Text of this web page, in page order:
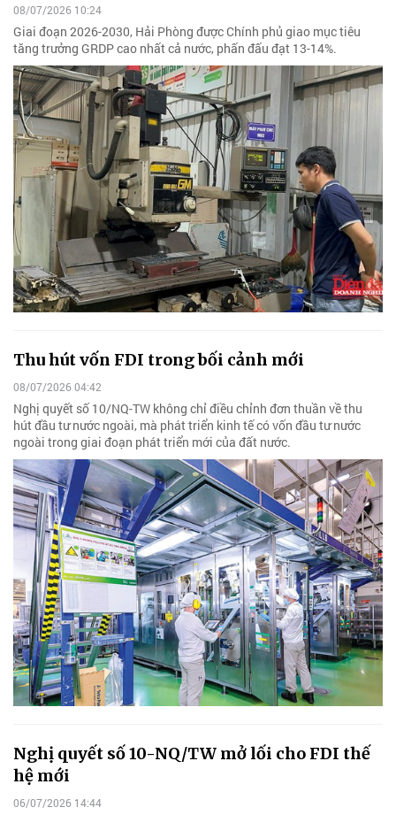
08/07/2026 10:24
Giai đoạn 2026-2030, Hải Phòng được Chính phủ giao mục tiêu
tăng trưởng GRDP cao nhất cả nước, phấn đấu đạt 13-14%.
Thu hút vốn FDI trong bối cảnh mới
08/07/2026 04:42
Nghị quyết số 10/NQ-TW không chỉ điều chỉnh đơn thuần về thu
hút đầu tư nước ngoài, mà phát triển kinh tế có vốn đầu tư nước
ngoài trong giai đoạn phát triển mới của đất nước.
Nghị quyết số 10-NQ/TW mở lối cho FDI thế
hệ mới
06/07/2026 14:44